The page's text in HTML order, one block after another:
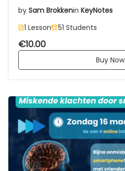
by Sam Brokkenin KeyNotes
1 Lesson
51 Students
€10.00
Buy Now